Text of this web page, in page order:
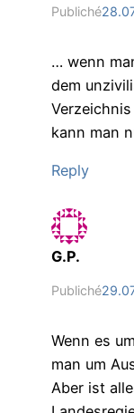
Publiché
… wenn
dem
kann man
Reply
G.P.
Publiché
Wenn es
man um
Aber ist